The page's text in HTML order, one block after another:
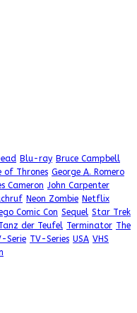
Blu-ray Bruce Campbell
of Thrones George A. Romero
Cameron John Carpenter
Neon Zombie Netflix
Comic Con Sequel Star Trek
der Teufel Terminator The
Serie TV-Series USA VHS